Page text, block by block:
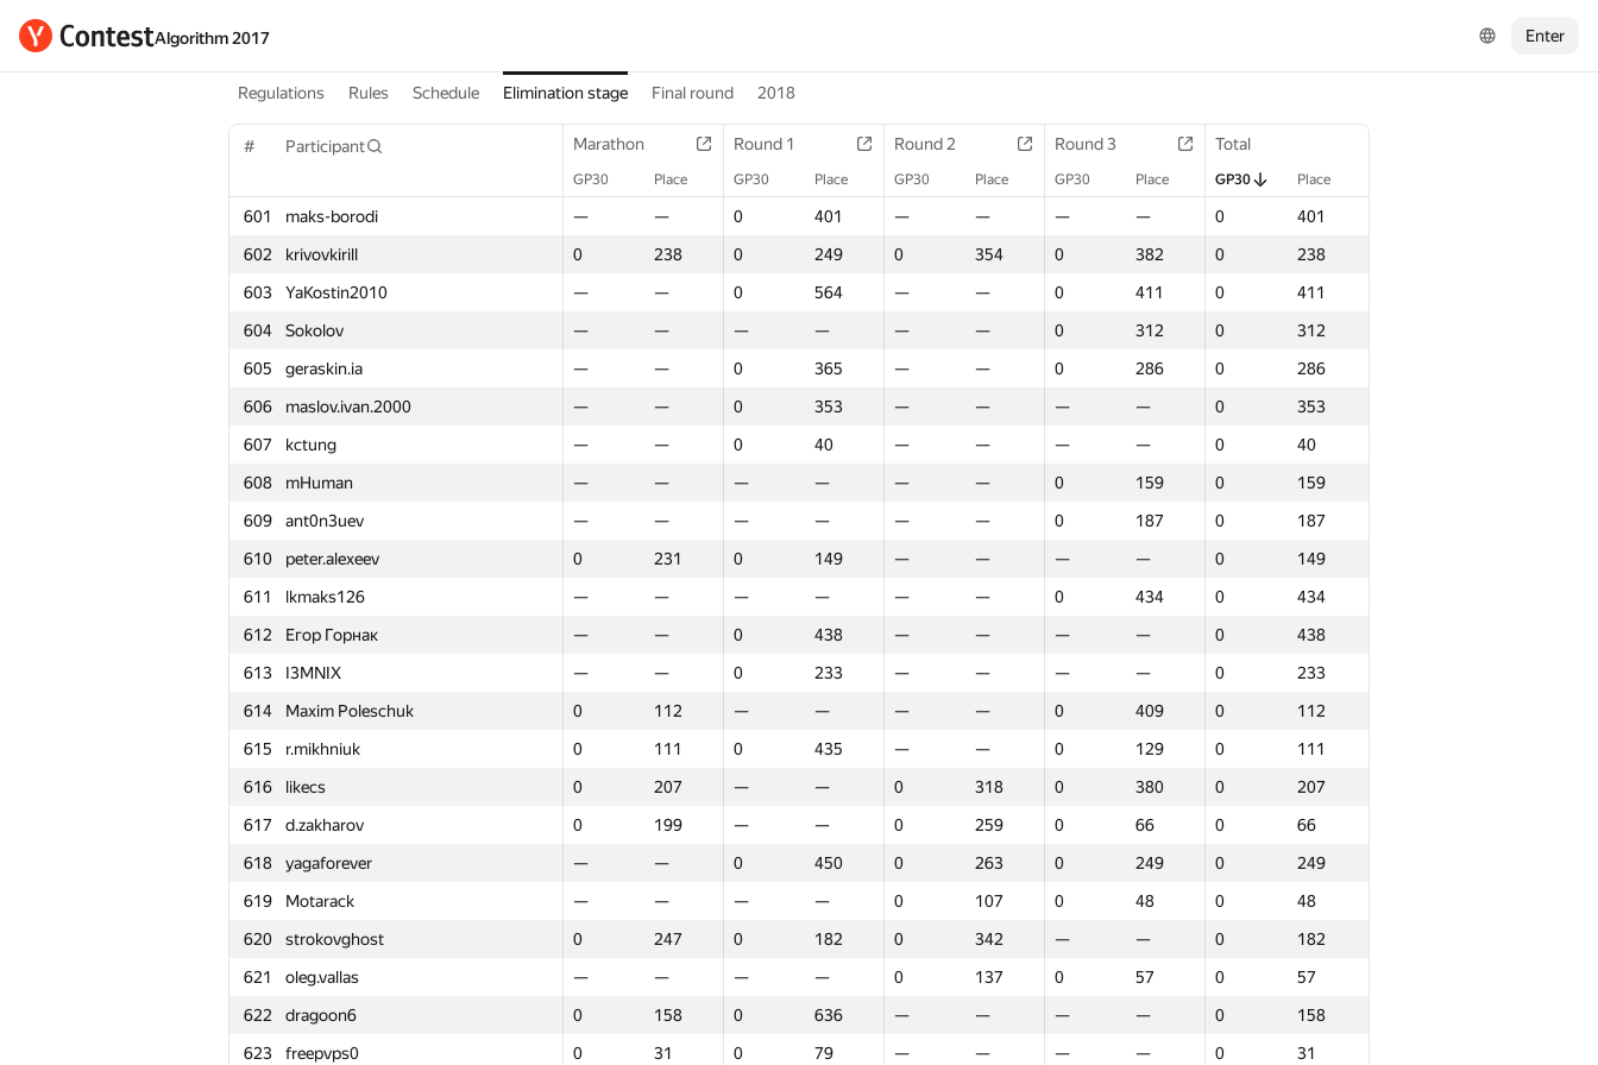
Algorithm 2017 Enter
Regulations Rules Schedule Elimination stage Final round 2018
# Participant Marathon Round 1 Round 2 Round 3 Total
GP30 Place GP30 Place GP30 Place GP30 Place GP30 Place
601 maks-borodi — — 0 401 — — — — 0
401
602
krivovkirill 0 238 0 249 0 354 0 382 0
238
603
YaKostin2010 — — 0 564 — — 0 411 0
411
604
Sokolov — — — — — — 0 312 0
312
605
geraskin.ia — — 0 365 — — 0 286 0
286
606
maslov.ivan.2000 — — 0 353 — — — — 0
353
607
kctung — — 0 40 — — — — 0
40
608
mHuman — — — — — — 0 159 0
159
609
ant0n3uev — — — — — — 0 187 0
187
610
peter.alexeev 0 231 0 149 — — — — 0
149
611
lkmaks126 — — — — — — 0 434 0
434
612
Егор Горнак — — 0 438 — — — — 0
438
613
I3MNIX — — 0 233 — — — — 0
233
614
Maxim Poleschuk 0 112 — — — — 0 409 0
112
615
r.mikhniuk 0 111 0 435 — — 0 129 0
111
616
likecs 0 207 — — 0 318 0 380 0
207
617
d.zakharov 0 199 — — 0 259 0 66 0
66
618
yagaforever — — 0 450 0 263 0 249 0
249
619
Motarack — — — — 0 107 0 48 0
48
620
strokovghost 0 247 0 182 0 342 — — 0
182
621
oleg.vallas — — — — 0 137 0 57 0
57
622
dragoon6 0 158 0 636 — — — — 0
158
623
freepvps0 0 31 0 79 — — — — 0
31
Participant Marathon Round 1 Total
GP30 Place GP30 Place GP30 Place